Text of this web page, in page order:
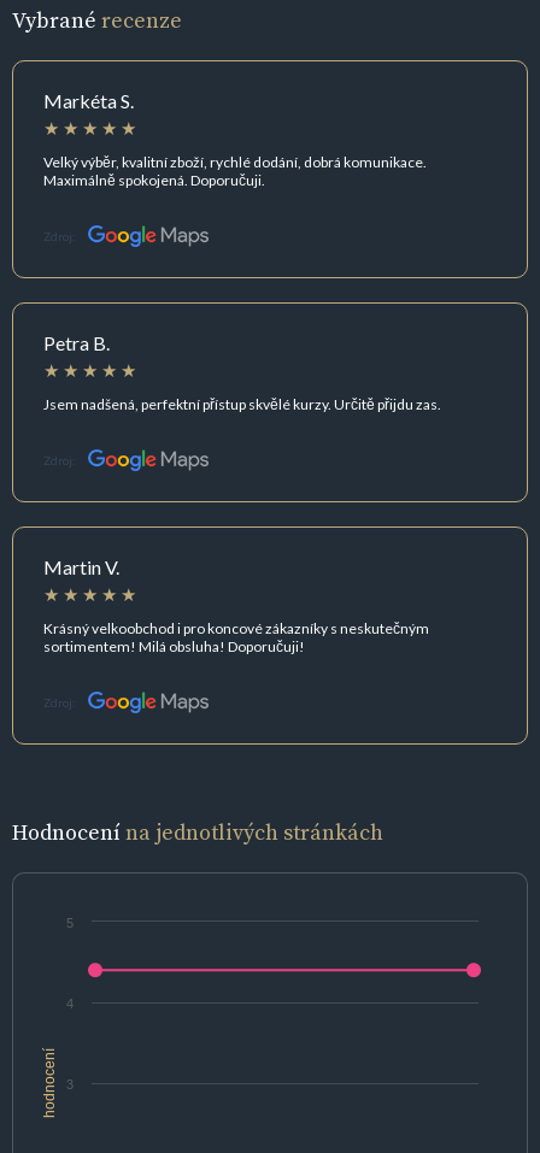
Vybrané recenze
Markéta S.
Velký výběr, kvalitní zboží, rychlé dodání, dobrá komunikace.
Maximálně spokojená. Doporučuji.
Zdroj:
Petra B.
Jsem nadšená, perfektní přístup skvělé kurzy. Určitě přijdu zas.
Zdroj:
Martin V.
Krásný velkoobchod i pro koncové zákazníky s neskutečným
sortimentem! Milá obsluha! Doporučuji!
Zdroj:
Hodnocenína jednotlivých stránkách
hodnocení 3
4
5